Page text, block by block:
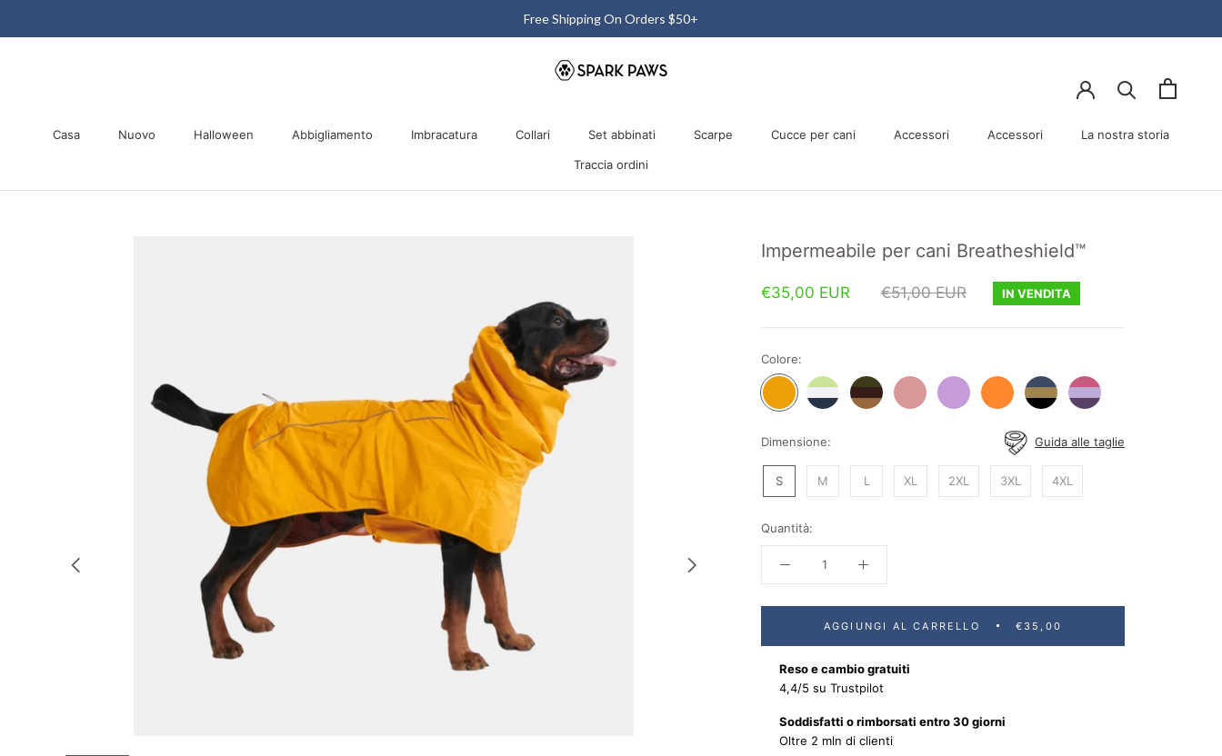
Free Shipping On Orders $50+
Casa Nuovo Halloween Abbigliamento Imbracatura Collari Set abbinati Scarpe Cucce per cani Accessori Accessori La nostra storia
Traccia ordini
Impermeabile per cani Breatheshield™
€35,00 EUR €51,00 EUR IN VENDITA
Colore:
Dog
Raincoat
Yellow
Dog
Raincoat
Neon
Navy
Dog
Raincoat
Dog
Raincoat
Dog
Raincoat
Dog
Raincoat
Orange
Dog
Raincoat
Blue
Black
Dog
Raincoat
Pink
Purple
Dimensione: Guida alle taglie
S M L XL 2XL 3XL 4XL
Quantità:
AGGIUNGI AL CARRELLO €35,00
Reso e cambio gratuiti
4,4/5 su Trustpilot
Soddisfatti o rimborsati entro 30 giorni
Oltre 2 mln di clienti